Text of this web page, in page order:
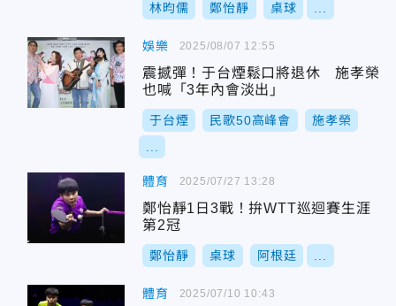
林昀儒 鄭怡靜 桌球
娛樂
震撼彈！于台煙鬆口將退休 施孝榮
也喊「3年內會淡出」
于台煙 民歌50高峰會 施孝榮
2025/08/07 12:55
體育
鄭怡靜1日3戰！拚WTT巡迴賽生涯
第2冠
鄭怡靜 桌球 阿根廷
2025/07/27 13:28
體育 2025/07/10 10:43